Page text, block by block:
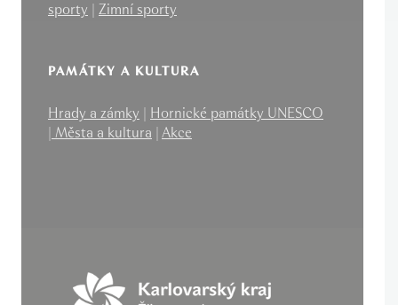
sporty
Zimní sporty
PAMÁTKY A KULTURA
Hrady a zámky
Hornické památky UNESCO
Města a kultura Akce